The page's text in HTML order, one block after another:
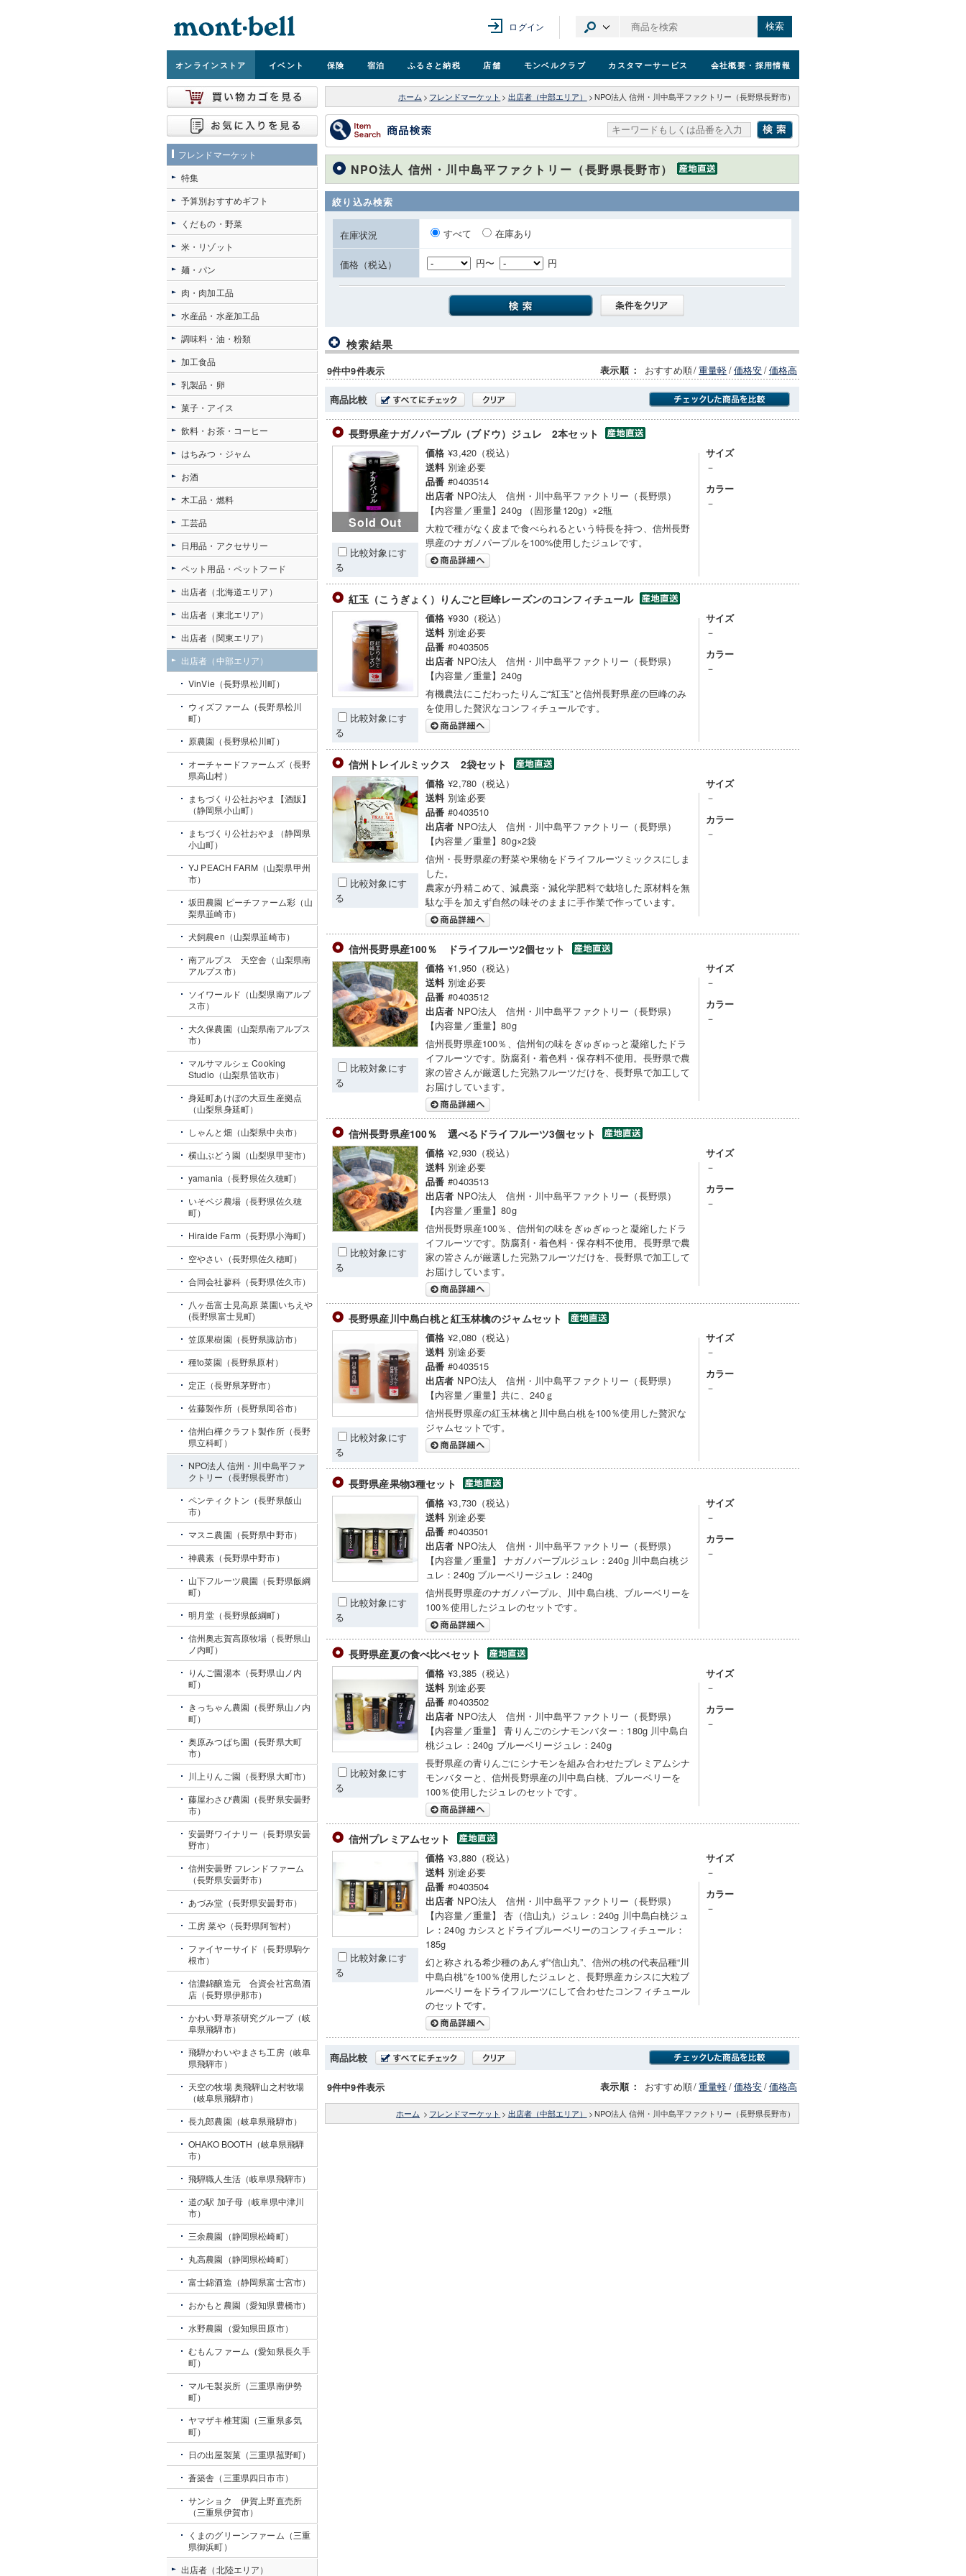
ログイン 検索
オンラインストア イベント 保険 宿泊 ふるさと納税 店舗 モンベルクラブ カスタマーサービス 会社概要 ・採用情報
ホーム > フレンドマーケット > 出店者（中部エリア） > NPO法人 信州・川中島平ファクトリー（長野県長野市）
NPO法人 信州・川中島平ファクトリー（長野県長野市）
絞り込み検索
在庫状況 すべて 在庫あり
価格（税込） 円〜 円
検索結果
9件中9件表示 表示順 ： おすすめ順/重量軽/価格安/価格高
商品比較
長野県産ナガノパープル（ブドウ）ジュレ 2本セット
Sold Out
比較対象にす
る
価格 ¥3,420（税込）
送料 別途必要
品番 #0403514
出店者 NPO法人 信州・川中島平ファクトリー（長野県）
【内容量／重量】240g （固形量120g）×2瓶
大粒で種がなく皮まで食べられるという特長を持つ、信州長野
県産のナガノパープルを100%使用したジュレです。
サイズ
－
カラー
－
紅玉（こうぎょく）りんごと巨峰レーズンのコンフィチュール
比較対象にす
る
価格 ¥930（税込）
送料 別途必要
品番 #0403505
出店者 NPO法人 信州・川中島平ファクトリー（長野県）
【内容量／重量】240g
有機農法にこだわったりんご“紅玉”と信州長野県産の巨峰のみ
を使用した贅沢なコンフィチュールです。
サイズ
－
カラー
－
信州トレイルミックス 2袋セット
比較対象にす
る
価格 ¥2,780（税込）
送料 別途必要
品番 #0403510
出店者 NPO法人 信州・川中島平ファクトリー（長野県）
【内容量／重量】80g×2袋
信州・長野県産の野菜や果物をドライフルーツミックスにしま
した。
農家が丹精こめて、減農薬・減化学肥料で栽培した原材料を無
駄な手を加えず自然の味そのままに手作業で作っています。
サイズ
－
カラー
－
信州長野県産100％ ドライフルーツ2個セット
比較対象にす
る
価格 ¥1,950（税込）
送料 別途必要
品番 #0403512
出店者 NPO法人 信州・川中島平ファクトリー（長野県）
【内容量／重量】80g
信州長野県産100％、信州旬の味をぎゅぎゅっと凝縮したドラ
イフルーツです。防腐剤・着色料・保存料不使用。長野県で農
家の皆さんが厳選した完熟フルーツだけを、長野県で加工して
お届けしています。
サイズ
－
カラー
－
信州長野県産100％ 選べるドライフルーツ3個セット
比較対象にす
る
価格 ¥2,930（税込）
送料 別途必要
品番 #0403513
出店者 NPO法人 信州・川中島平ファクトリー（長野県）
【内容量／重量】80g
信州長野県産100％、信州旬の味をぎゅぎゅっと凝縮したドラ
イフルーツです。防腐剤・着色料・保存料不使用。長野県で農
家の皆さんが厳選した完熟フルーツだけを、長野県で加工して
お届けしています。
サイズ
－
カラー
－
長野県産川中島白桃と紅玉林檎のジャムセット
比較対象にす
る
価格 ¥2,080（税込）
送料 別途必要
品番 #0403515
出店者 NPO法人 信州・川中島平ファクトリー（長野県）
【内容量／重量】共に、240ｇ
信州長野県産の紅玉林檎と川中島白桃を100％使用した贅沢な
ジャムセットです。
サイズ
－
カラー
－
長野県産果物3種セット
比較対象にす
る
価格 ¥3,730（税込）
送料 別途必要
品番 #0403501
出店者 NPO法人 信州・川中島平ファクトリー（長野県）
【内容量／重量】 ナガノパープルジュレ：240g 川中島白桃ジ
ュレ：240g ブルーベリージュレ：240g
信州長野県産のナガノパープル、川中島白桃、ブルーベリーを
100％使用したジュレのセットです。
サイズ
－
カラー
－
長野県産夏の食べ比べセット
比較対象にす
る
価格 ¥3,385（税込）
送料 別途必要
品番 #0403502
出店者 NPO法人 信州・川中島平ファクトリー（長野県）
【内容量／重量】 青りんごのシナモンバター：180g 川中島白
桃ジュレ：240g ブルーベリージュレ：240g
長野県産の青りんごにシナモンを組み合わせたプレミアムシナ
モンバターと、信州長野県産の川中島白桃、ブルーベリーを
100％使用したジュレのセットです。
サイズ
－
カラー
－
信州プレミアムセット
比較対象にす
る
価格 ¥3,880（税込）
送料 別途必要
品番 #0403504
出店者 NPO法人 信州・川中島平ファクトリー（長野県）
【内容量／重量】 杏（信山丸）ジュレ：240g 川中島白桃ジュ
レ：240g カシスとドライブルーベリーのコンフィチュール：
185g
幻と称される希少種のあんず“信山丸”、信州の桃の代表品種“川
中島白桃”を100％使用したジュレと、長野県産カシスに大粒ブ
ルーベリーをドライフルーツにして合わせたコンフィチュール
のセットです。
サイズ
－
カラー
－
商品比較
9件中9件表示 表示順 ： おすすめ順/重量軽/価格安/価格高
ホーム > フレンドマーケット > 出店者（中部エリア） > NPO法人 信州・川中島平ファクトリー（長野県長野市）
フレンドマーケット
特集
予算別おすすめギフト
くだもの・野菜
米・リゾット
麺・パン
肉・肉加工品
水産品・水産加工品
調味料・油・粉類
加工食品
乳製品・卵
菓子・アイス
飲料・お茶・コーヒー
はちみつ・ジャム
お酒
木工品・燃料
工芸品
日用品・アクセサリー
ペット用品・ペットフード
出店者（北海道エリア）
出店者（東北エリア）
出店者（関東エリア）
出店者（中部エリア）
VinVie（長野県松川町）
ウィズファーム（長野県松川
町）
原農園（長野県松川町）
オーチャードファームズ（長野
県高山村）
まちづくり公社おやま【酒販】
（静岡県小山町）
まちづくり公社おやま（静岡県
小山町）
YJ PEACH FARM（山梨県甲州
市）
坂田農園 ピーチファーム彩（山
梨県韮崎市）
犬飼農en（山梨県韮崎市）
南アルプス 天空舎（山梨県南
アルプス市）
ソイワールド（山梨県南アルプ
ス市）
大久保農園（山梨県南アルプス
市）
マルサマルシェ Cooking
Studio（山梨県笛吹市）
身延町あけぼの大豆生産拠点
（山梨県身延町）
しゃんと畑（山梨県中央市）
横山ぶどう園（山梨県甲斐市）
yamania（長野県佐久穂町）
いそベジ農場（長野県佐久穂
町）
Hiraide Farm（長野県小海町）
空やさい（長野県佐久穂町）
合同会社蓼科（長野県佐久市）
八ヶ岳富士見高原 菜園いちえや
(長野県富士見町)
笠原果樹園（長野県諏訪市）
種to菜園（長野県原村）
定正（長野県茅野市）
佐藤製作所（長野県岡谷市）
信州白樺クラフト製作所（長野
県立科町）
NPO法人 信州・川中島平ファ
クトリー（長野県長野市）
ペンティクトン（長野県飯山
市）
マスニ農園（長野県中野市）
神農素（長野県中野市）
山下フルーツ農園（長野県飯綱
町）
明月堂（長野県飯綱町）
信州奥志賀高原牧場（長野県山
ノ内町）
りんご園湯本（長野県山ノ内
町）
きっちゃん農園（長野県山ノ内
町）
奥原みつばち園（長野県大町
市）
川上りんご園（長野県大町市）
藤屋わさび農園（長野県安曇野
市）
安曇野ワイナリー（長野県安曇
野市）
信州安曇野 フレンドファーム
（長野県安曇野市）
あづみ堂（長野県安曇野市）
工房 菜や（長野県阿智村）
ファイヤーサイド（長野県駒ケ
根市）
信濃錦醸造元 合資会社宮島酒
店（長野県伊那市）
かわい野草茶研究グループ（岐
阜県飛騨市）
飛騨かわいやまさち工房（岐阜
県飛騨市）
天空の牧場 奥飛騨山之村牧場
（岐阜県飛騨市）
長九郎農園（岐阜県飛騨市）
OHAKO BOOTH（岐阜県飛騨
市）
飛騨職人生活（岐阜県飛騨市）
道の駅 加子母（岐阜県中津川
市）
三余農園（静岡県松崎町）
丸高農園（静岡県松崎町）
富士錦酒造（静岡県富士宮市）
おかもと農園（愛知県豊橋市）
水野農園（愛知県田原市）
むもんファーム（愛知県長久手
町）
マルモ製炭所（三重県南伊勢
町）
ヤマザキ椎茸園（三重県多気
町）
日の出屋製菓（三重県菰野町）
蒼築舎（三重県四日市市）
サンショク 伊賀上野直売所
（三重県伊賀市）
くまのグリーンファーム（三重
県御浜町）
出店者（北陸エリア）